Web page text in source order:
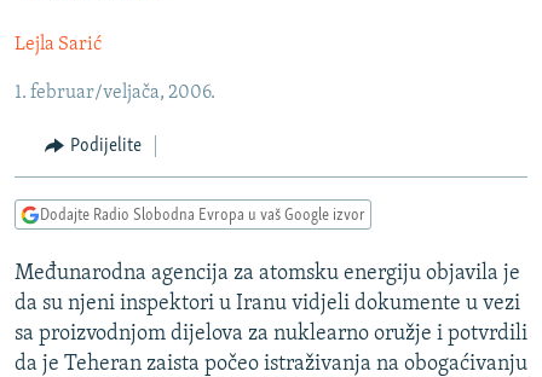
Pređite
na
navigaciju
Pređite
na
pretragu
SRBIJA
KOSOVO
CRNA GORA
VIZUELNO
VIDEO
FOTOGALERIJE
INFOGRAFIKE
PODCASTI
RAT U UKRAJINI
KINA NA BALKANU
RSE PRIČE IZ SVIJETA
Lejla Sarić
1. februar/veljača, 2006.
Podijelite
Dodajte Radio Slobodna Evropa u vaš Google izvor
Međunarodna agencija za atomsku energiju objavila je
da su njeni inspektori u Iranu vidjeli dokumente u vezi
sa proizvodnjom dijelova za nuklearno oružje i potvrdili
da je Teheran zaista počeo istraživanja na obogaćivanju